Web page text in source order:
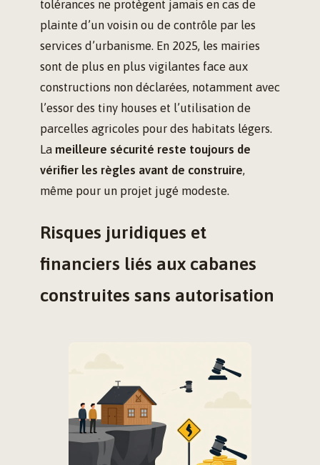
tolérances ne protègent jamais en cas de
plainte d’un voisin ou de contrôle par les
services d’urbanisme. En 2025, les mairies
sont de plus en plus vigilantes face aux
constructions non déclarées, notamment avec
l’essor des tiny houses et l’utilisation de
parcelles agricoles pour des habitats légers.
La meilleure sécurité reste toujours de
vérifier les règles avant de construire,
même pour un projet jugé modeste.
Risques juridiques et
financiers liés aux cabanes
construites sans autorisation